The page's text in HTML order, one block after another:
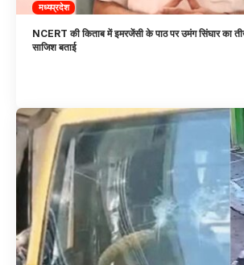
मध्यप्रदेश
NCERT की किताब में इमरजेंसी के पाठ पर उमंग सिंघार का
साजिश बताई